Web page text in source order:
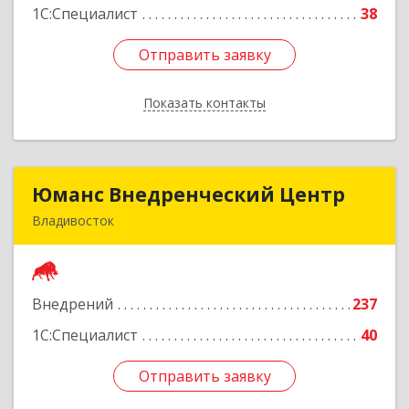
1С:Специалист
38
Отправить заявку
Показать контакты
Отправить заявку
Назад
Юманс Внедренческий Центр
Владивосток
Внедрений
237
1С:Специалист
40
Отправить заявку
Юманс Внедренческий Центр
Подробнее
Отправить заявку